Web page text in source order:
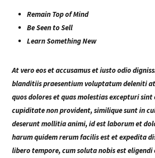
Remain Top of Mind
Be Seen to Sell
Learn Something New
At vero eos et accusamus et iusto odio
blanditiis praesentium voluptatum deleniti
quos dolores et quas molestias excepturi
cupiditate non provident, similique sunt in
deserunt mollitia animi, id est laborum et
harum quidem rerum facilis est et expedita
libero tempore, cum soluta nobis est